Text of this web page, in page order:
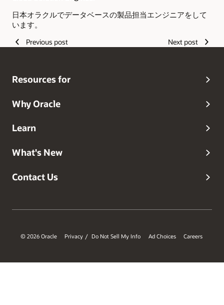
日本オラクルでデータベースの製品担当エンジニアをして
います。
Previous post Next post
Resources for
Why Oracle
Learn
What's New
Contact Us
© 2026 Oracle Privacy / Do Not Sell My Info Ad Choices Careers